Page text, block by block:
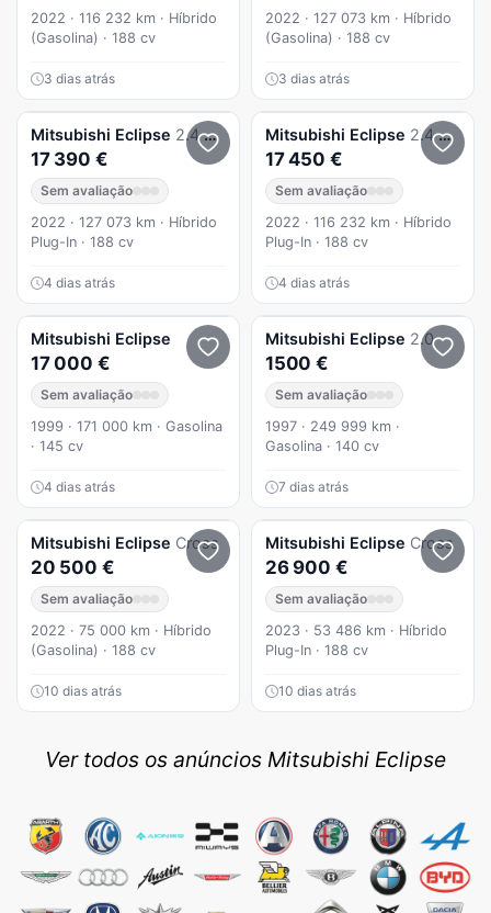
2022 · 116 232 km · Híbrido
(Gasolina) · 188 cv
3 dias atrás
2022 · 127 073 km · Híbrido
(Gasolina) · 188 cv
3 dias atrás
Mitsubishi Eclipse 2.4 PHEV eMotion
17 390 €
Sem avaliação
2022 · 127 073 km · Híbrido
Plug-In · 188 cv
4 dias atrás
Mitsubishi Eclipse 2.4 PHEV eMotion
17 450 €
Sem avaliação
2022 · 116 232 km · Híbrido
Plug-In · 188 cv
4 dias atrás
Mitsubishi Eclipse
17 000 €
Sem avaliação
1999 · 171 000 km · Gasolina
· 145 cv
4 dias atrás
Mitsubishi Eclipse 2.0
1500 €
Sem avaliação
1997 · 249 999 km ·
Gasolina · 140 cv
7 dias atrás
Mitsubishi Eclipse Cross
20 500 €
Sem avaliação
2022 · 75 000 km · Híbrido
(Gasolina) · 188 cv
10 dias atrás
Mitsubishi Eclipse Cross
26 900 €
Sem avaliação
2023 · 53 486 km · Híbrido
Plug-In · 188 cv
10 dias atrás
Ver todos os anúncios Mitsubishi Eclipse